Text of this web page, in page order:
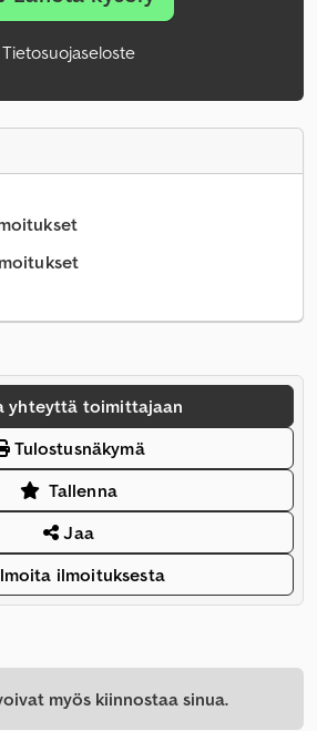
Tietosuojaseloste
yhteyttä toimittajaan
Tulostusnäkymä
Tallenna
Jaa
ilmoituksesta
myös kiinnostaa sinua.